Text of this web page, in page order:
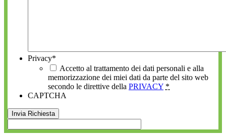
Privacy*
Accetto al trattamento dei dati personali e alla
memorizzazione dei miei dati da parte del sito web
secondo le direttive della PRIVACY *
CAPTCHA